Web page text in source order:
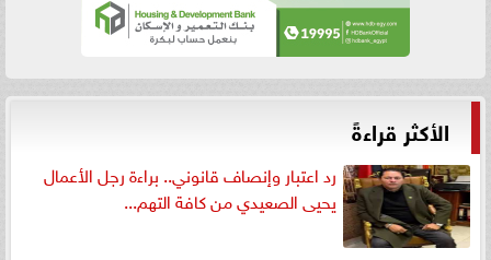
الأكثر قراءةً
رد اعتبار وإنصاف قانوني.. براءة رجل الأعمال
يحيى الصعيدي من كافة التهم...